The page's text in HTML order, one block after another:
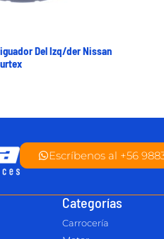
Del Izq/der Nissan
Escríbenos al +56
Categorías
Carrocería